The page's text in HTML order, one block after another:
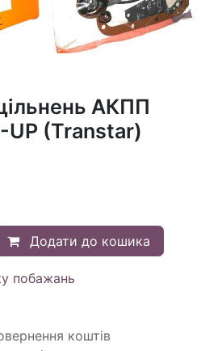
АКПП
UP (Transtar)
Додати до кошика
побажань
коштів